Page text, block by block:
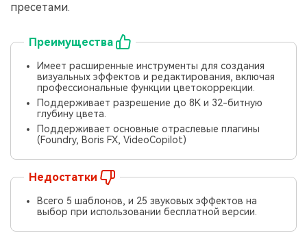
пресетами.
Преимущества
Имеет расширенные инструменты для создания
визуальных эффектов и редактирования, включая
профессиональные функции цветокоррекции.
Поддерживает разрешение до 8K и 32-битную
глубину цвета.
Поддерживает основные отраслевые плагины
(Foundry, Boris FX, VideoCopilot)
Недостатки
Всего 5 шаблонов, и 25 звуковых эффектов на
выбор при использовании бесплатной версии.